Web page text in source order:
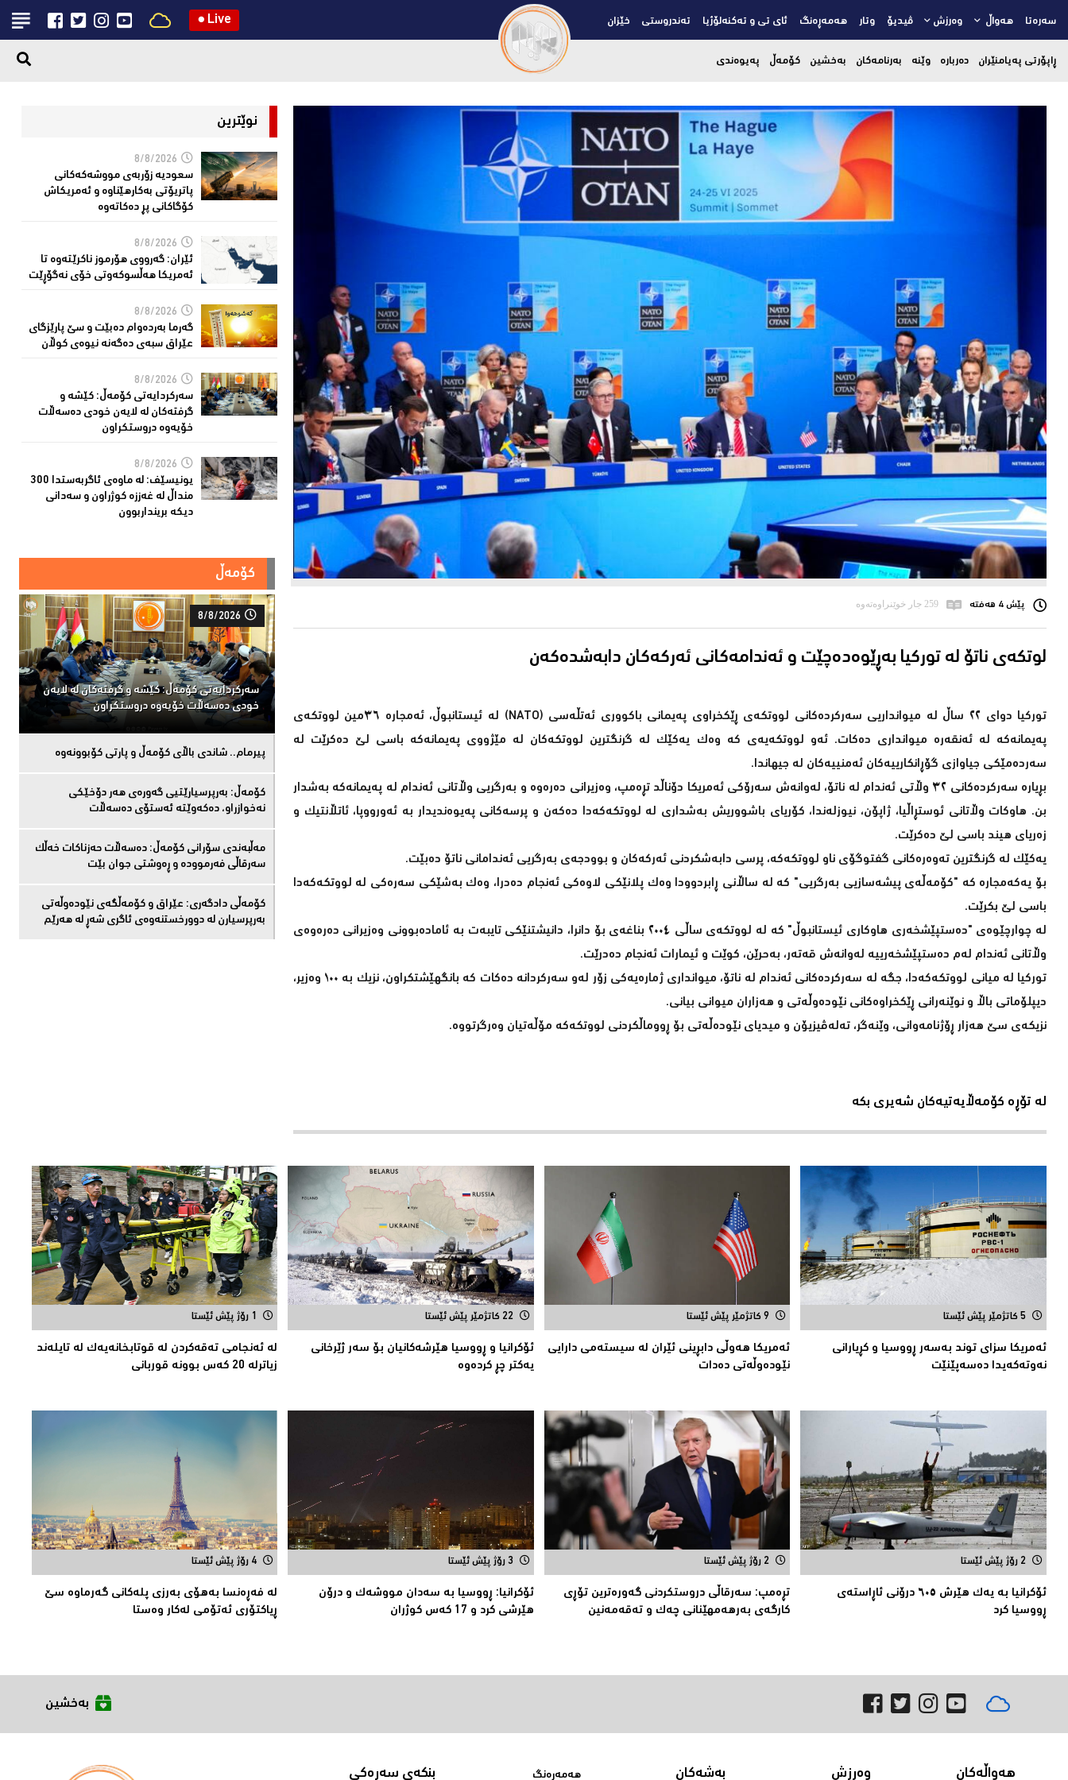
سەرەتا هەواڵ وەرزش ڤیدیۆ وتار هەمەڕەنگ ئای تی و تەکنەلۆژیا تەندروستی خێزان ● Live
ڕاپۆرتی پەیامنێران دەربارە وێنە بەرنامەکان بەخشین کۆمەڵ پەیوەندی
پێش 4 هەفتە 259 جار خوێنراوەتەوە
لوتكه‌ی ناتۆ له‌ توركیا به‌ڕێوه‌ده‌چێت و ئه‌ندامەکانی ئه‌ركه‌كان دابه‌شدەکەن
تورکیا دوای ٢٢ ساڵ لە میوانداریی سەرکردەکانی لووتکەی ڕێکخراوی پەیمانی باکووری ئەتڵەسی (NATO) لە ئیستانبوڵ، ئەمجارە ٣٦مین لووتکەی
پەیمانەکە لە ئەنقەرە میوانداری دەکات. ئەو لووتکەیەی کە وەک یەکێک لە گرنگترین لووتکەکان لە مێژووی پەیمانەکە باسی لێ دەکرێت لە
سەردەمێکی جیاوازی گۆڕانکارییەکان ئەمنییەکان لە جیهاندا.
بڕیارە سەرکردەکانی ٣٢ وڵاتی ئەندام لە ناتۆ، لەوانەش سەرۆکی ئەمریکا دۆناڵد تڕەمپ، وەزیرانی دەرەوە و بەرگریی وڵاتانی ئەندام لە پەیمانەکە بەشدار
بن. هاوکات وڵاتانی ئوستڕاڵیا، ژاپۆن، نیوزلەندا، کۆریای باشووریش بەشداری لە لووتکەکەدا دەکەن و پرسەکانی پەیوەندیدار بە ئەورووپا، ئاتڵانتیک و
زەریای هیند باسی لێ دەکرێت.
یەکێک لە گرنگترین تەوەرەکانی گفتوگۆی ناو لووتکەکە، پرسی دابەشکردنی ئەرکەکان و بوودجەی بەرگریی ئەندامانی ناتۆ دەبێت.
بۆ یەکەمجارە کە "کۆمەڵەی پیشەسازیی بەرگریی" کە لە ساڵانی ڕابردوودا وەک پلانێکی لاوەکی ئەنجام دەدرا، وەک بەشێکی سەرەکی لە لووتکەکەدا
باسی لێ بکرێت.
لە چوارچێوەی "دەستپێشخەری هاوکاری ئیستانبوڵ" کە لە لووتکەی ساڵی ٢٠٠٤ بناغەی بۆ دانرا، دانیشتنێکی تایبەت بە ئامادەبوونی وەزیرانی دەرەوەی
وڵاتانی ئەندام لەم دەستپێشخەرییە لەوانەش قەتەر، بەحرێن، کوێت و ئیمارات ئەنجام دەدرێت.
تورکیا لە میانی لووتکەکەدا، جگە لە سەرکردەکانی ئەندام لە ناتۆ، میوانداری ژمارەیەکی زۆر لەو سەرکردانە دەکات کە بانگهێشتکراون، نزیک بە ١٠٠ وەزیر،
دیپلۆماتی باڵا و نوێنەرانی ڕێکخراوەکانی نێودەوڵەتی و هەزاران میوانی بیانی.
نزیکەی سێ هەزار ڕۆژنامەوانی، وێنەگر، تەلەڤیزیۆن و میدیای نێودەڵەتی بۆ ڕووماڵکردنی لووتکەکە مۆڵەتیان وەرگرتووە.
لە تۆڕە کۆمەڵایەتیەکان شەیری بکە
نوێترین
8/8/2026
سعودیە زۆربەی مووشەكەكانی
پاتریۆتی بەكارهێناوە و ئەمریكاش
كۆگاكانی پڕ دەكاتەوە
8/8/2026
ئێران: گەرووی هۆرموز ناكرێتەوە تا
ئەمریكا هەڵسوكەوتی خۆی نەگۆڕێت
8/8/2026
گەرما بەردەوام دەبێت و سێ پارێزگای
عێراق سبەی دەگەنە نیوەی كوڵان
8/8/2026
سەركردایەتی كۆمەڵ: كێشە و
گرفتەكان لە لایەن خودی دەسەڵات
خۆیەوە دروستكراون
8/8/2026
یونیسێف: لە ماوەی ئاگربەستدا 300
منداڵ لە غەززە كوژراون و سەدانی
دیكە برینداربوون
کۆمەڵ
8/8/2026
سەركردایەتی كۆمەڵ: كێشە و گرفتەكان لە لایەن
خودی دەسەڵات خۆیەوە دروستكراون
پیرمام.. شاندی باڵای كۆمه‌ڵ و پارتی كۆبوونه‌وه‌
كۆمەڵ: بەرپرسیارێتیی گەورەی هەر دۆخێکی
نەخوازراو، دەكەوێتە ئەستۆی دەسەڵات
مەڵبەندى سۆرانى کۆمەڵ: دەسەڵات حەزناکات خەڵک
سەرقاڵى فەرموودە و ڕەوشتى جوان بێت
کۆمەڵى دادگەرى: عێراق و كۆمەڵگەی نێودەوڵەتی
بەرپرسیارن لە دوورخستنەوەى ئاگری شەڕ لە هەرێم
5 کاتژمێر پێش ئێستا
ئەمریكا سزای توند بەسەر ڕووسیا و كڕیارانی
نەوتەكەیدا دەسەپێنێت
9 کاتژمێر پێش ئێستا
ئەمریکا هەوڵى دابڕینى ئێران لە سیستەمی دارایی
نێودەوڵەتی دەدات
22 کاتژمێر پێش ئێستا
ئۆكرانیا و ڕووسیا هێرشەكانیان بۆ سەر ژێرخانی
یەكتر چڕ كردەوە
1 رۆژ پێش ئێستا
لە ئەنجامی تەقەكردن لە قوتابخانەیەك لە تایلەند
زیاترلە 20 كەس بوونە قوربانى
2 رۆژ پێش ئێستا
ئۆکرانیا بە یەک هێرش ٦٠٥ درۆنی ئاڕاستەى
ڕووسیا کرد
2 رۆژ پێش ئێستا
تڕەمپ: سەرقاڵى دروستکردنی گەورەترین تۆڕى
کارگەى بەرهەمهێنانى چەک و تەقەمەنین
3 رۆژ پێش ئێستا
ئۆكرانیا: ڕووسیا به‌ سه‌دان مووشه‌ك و درۆن
هێرشی كرد و 17 كه‌س كوژران
4 رۆژ پێش ئێستا
لە فەڕەنسا بەهۆی بەرزی پلەکانی گەرماوە سێ
ڕیاکتۆری ئەتۆمی له‌كار وه‌ستا
بەخشین
هەواڵەکان وەرزش بەشەکان هەمەڕەنگ بنکەی سەرەکی